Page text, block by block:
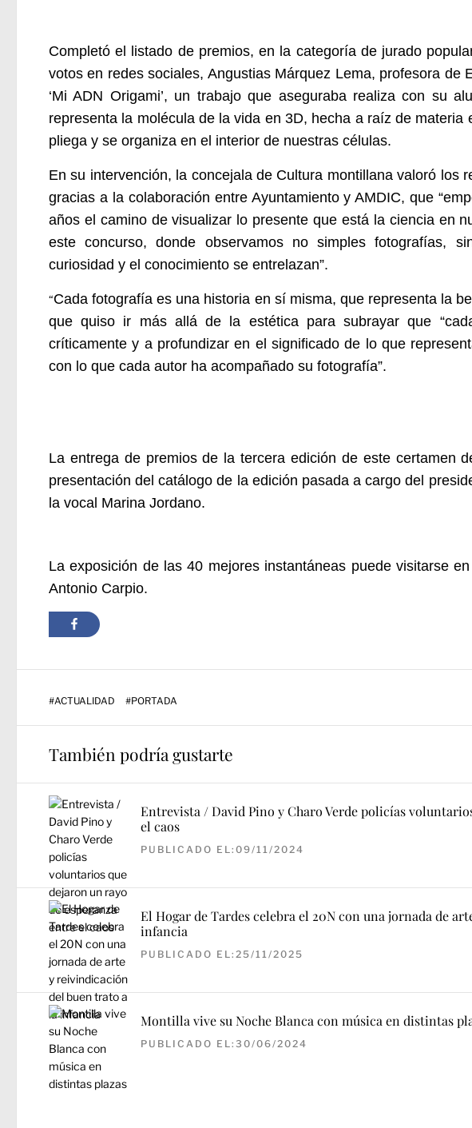
Completó el listado de premios, en la categoría de jurado
votos en redes sociales, Angustias Márquez Lema, profesora de
‘Mi ADN Origami’, un trabajo que aseguraba realiza con su
representa la molécula de la vida en 3D, hecha a raíz de materia
pliega y se organiza en el interior de nuestras células.
En su intervención, la concejala de Cultura montillana valoró los
gracias a la colaboración entre Ayuntamiento y AMDIC, que
años el camino de visualizar lo presente que está la ciencia en
este concurso, donde observamos no simples fotografías,
curiosidad y el conocimiento se entrelazan”.
“Cada fotografía es una historia en sí misma, que representa la
que quiso ir más allá de la estética para subrayar que
críticamente y a profundizar en el significado de lo que
con lo que cada autor ha acompañado su fotografía”.
La entrega de premios de la tercera edición de este certamen
presentación del catálogo de la edición pasada a cargo del
la vocal Marina Jordano.
La exposición de las 40 mejores instantáneas puede visitarse
Antonio Carpio.
#ACTUALIDAD #PORTADA
También podría gustarte
Entrevista / David Pino y Charo Verde policías
el caos
PUBLICADO EL:09/11/2024
El Hogar de Tardes celebra el 20N con una jornada de
infancia
PUBLICADO EL:25/11/2025
Montilla vive su Noche Blanca con música en distintas
PUBLICADO EL:30/06/2024